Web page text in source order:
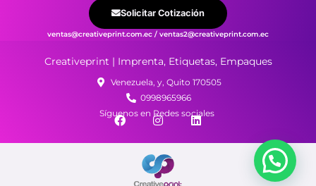
Solicitar Cotización
ventas@creativeprint.com.ec / ventas2@creativeprint.com.ec
Creativeprint | Imprenta, Etiquetas, Empaques
Venezuela, y, Quito 170505
0998965966
Síguenos en Redes sociales
F
c
I
s
t
a
g
L
n